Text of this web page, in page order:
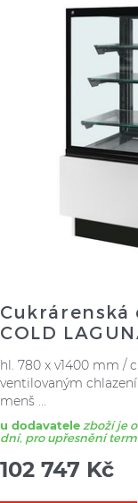
COLD
hl. 780 x v1400 mm /
ventilovaným
menš ...
u dodavatele zboží je
dní, pro upřesnění
102 747 Kč